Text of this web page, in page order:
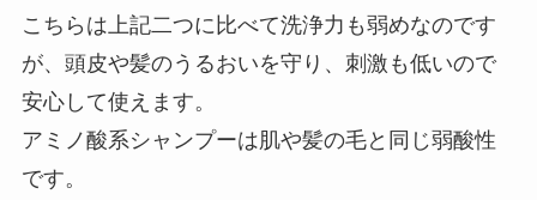
こちらは上記二つに比べて洗浄力も弱めなのです
が、頭皮や髪のうるおいを守り、刺激も低いので
安心して使えます。
アミノ酸系シャンプーは肌や髪の毛と同じ弱酸性
です。